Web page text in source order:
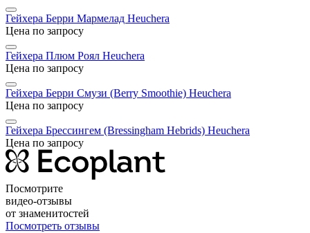
Гейхера Берри Мармелад Heuchera
Цена по запросу
Гейхера Плюм Роял Heuchera
Цена по запросу
Гейхера Берри Смузи (Berry Smoothie) Heuchera
Цена по запросу
Гейхера Брессингем (Bressingham Hebrids) Heuchera
Цена по запросу
Посмотрите
видео-отзывы
от знаменитостей
Посмотреть отзывы